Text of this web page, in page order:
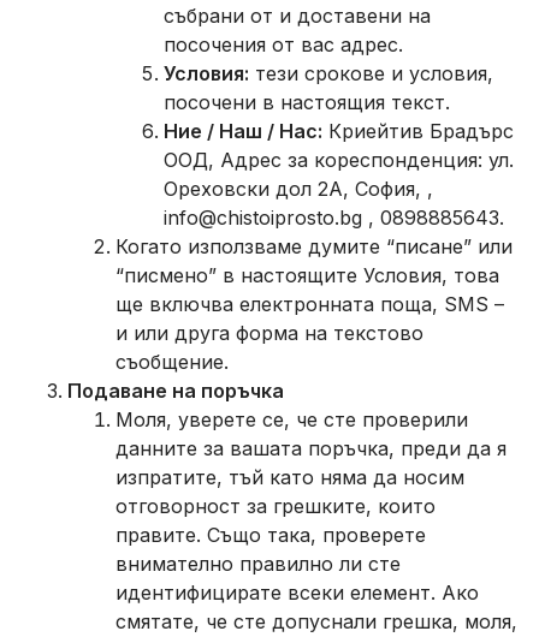
събрани от и доставени на
посочения от вас адрес.
Условия: тези срокове и условия,
посочени в настоящия текст.
Ние / Наш / Нас: Криейтив Брадърс
ООД, Адрес за кореспонденция: ул.
Ореховски дол 2А, София, ,
info@chistoiprosto.bg , 0898885643.
Когато използваме думите “писане” или
“писмено” в настоящите Условия, това
ще включва електронната поща, SMS –
и или друга форма на текстово
съобщение.
Подаване на поръчка
Моля, уверете се, че сте проверили
данните за вашата поръчка, преди да я
изпратите, тъй като няма да носим
отговорност за грешките, които
правите. Също така, проверете
внимателно правилно ли сте
идентифицирате всеки елемент. Ако
смятате, че сте допуснали грешка, моля,